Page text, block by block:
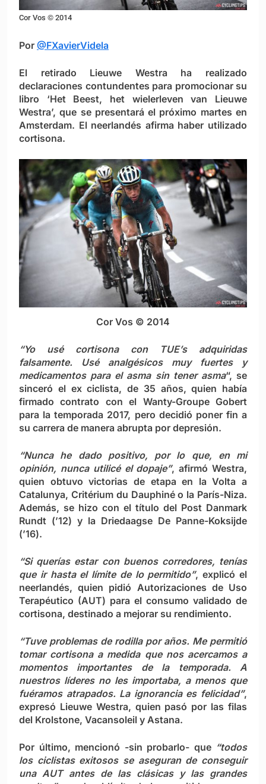
Cor Vos © 2014
Por @FXavierVidela
El retirado Lieuwe Westra ha realizado
declaraciones contundentes para promocionar su
libro ‘Het Beest, het wielerleven van Lieuwe
Westra’, que se presentará el próximo martes en
Amsterdam. El neerlandés afirma haber utilizado
cortisona.
Cor Vos © 2014
“Yo usé cortisona con TUE’s adquiridas
falsamente. Usé analgésicos muy fuertes y
medicamentos para el asma sin tener asma“, se
sinceró el ex ciclista, de 35 años, quien había
firmado contrato con el Wanty-Groupe Gobert
para la temporada 2017, pero decidió poner fin a
su carrera de manera abrupta por depresión.
“Nunca he dado positivo, por lo que, en mi
opinión, nunca utilicé el dopaje”, afirmó Westra,
quien obtuvo victorias de etapa en la Volta a
Catalunya, Critérium du Dauphiné o la París-Niza.
Además, se hizo con el título del Post Danmark
Rundt (’12) y la Driedaagse De Panne-Koksijde
(’16).
“Si querías estar con buenos corredores, tenías
que ir hasta el límite de lo permitido”, explicó el
neerlandés, quien pidió Autorizaciones de Uso
Terapéutico (AUT) para el consumo validado de
cortisona, destinado a mejorar su rendimiento.
“Tuve problemas de rodilla por años. Me permitió
tomar cortisona a medida que nos acercamos a
momentos importantes de la temporada. A
nuestros líderes no les importaba, a menos que
fuéramos atrapados. La ignorancia es felicidad”,
expresó Lieuwe Westra, quien pasó por las filas
del Krolstone, Vacansoleil y Astana.
Por último, mencionó -sin probarlo- que“todos
los ciclistas exitosos se aseguran de conseguir
una AUT antes de las clásicas y las grandes